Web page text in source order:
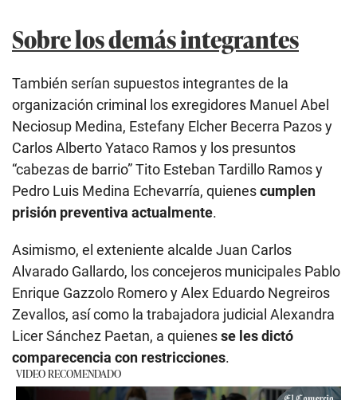
Sobre los demás integrantes
También serían supuestos integrantes de la
organización criminal los exregidores Manuel Abel
Neciosup Medina, Estefany Elcher Becerra Pazos y
Carlos Alberto Yataco Ramos y los presuntos
“cabezas de barrio” Tito Esteban Tardillo Ramos y
Pedro Luis Medina Echevarría, quienescumplen
prisión preventiva actualmente.
Asimismo, el exteniente alcalde Juan Carlos
Alvarado Gallardo, los concejeros municipales Pablo
Enrique Gazzolo Romero y Alex Eduardo Negreiros
Zevallos, así como la trabajadora judicial Alexandra
Licer Sánchez Paetan, a quienesse les dictó
comparecencia con restricciones.
VIDEO RECOMENDADO